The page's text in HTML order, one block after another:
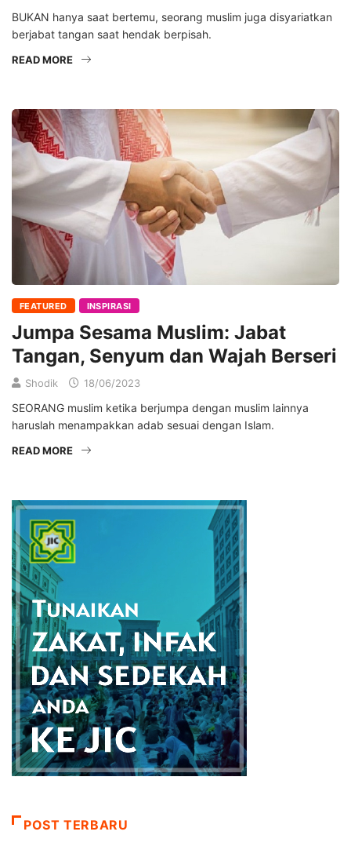
BUKAN hanya saat bertemu, seorang muslim juga disyariatkan
berjabat tangan saat hendak berpisah.
READ MORE
FEATURED INSPIRASI
Jumpa Sesama Muslim: Jabat
Tangan, Senyum dan Wajah Berseri
Shodik 18/06/2023
SEORANG muslim ketika berjumpa dengan muslim lainnya
haruslah menampakkan adab sesuai dengan Islam.
READ MORE
POST TERBARU